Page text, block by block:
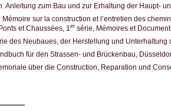
Anleitung zum Bau und zur Erhaltung der Haupt-
sur la construction et l’entretien des
et Chaussées, 1 ersérie, Mémoires et
des Neubaues, der Herstellung und Unterhaltung
für den Strassen- und Brückenbau,
über die Construction, Reparation und